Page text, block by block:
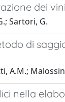
dei
Sartori, G.
di
A.M.;
nella